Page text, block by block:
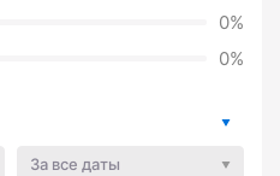
0%
0%
За все даты